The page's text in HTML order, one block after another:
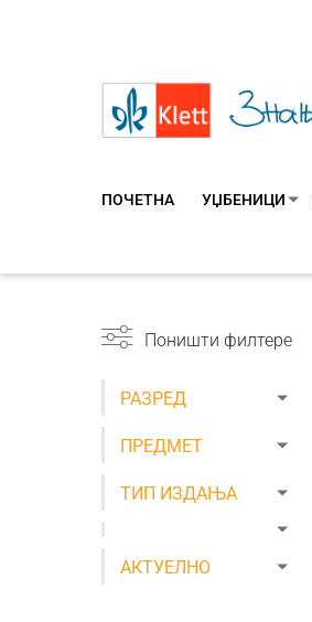
ПОЧЕТНА УЏБЕНИЦИ
Поништи филтере
РАЗРЕД
ПРЕДМЕТ
ТИП ИЗДАЊА
АКТУЕЛНО